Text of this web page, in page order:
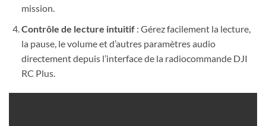
mission.
Contrôle de lecture intuitif: Gérez facilement la lecture,
la pause, le volume et d’autres paramètres audio
directement depuis l’interface de la radiocommande DJI
RC Plus.